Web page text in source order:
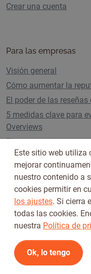
Crear una cuenta
Para las empresas
Visión general
Cómo aumentar la
El poder de las reseñas
5 medidas clave para
Overviews
Planes y precios
Síguenos en
Este sitio web utiliza
mejorar
nuestro contenido a
cookies permitir en
los ajustes. Si cierra
todas las cookies.
nuestra Política de
Ok, lo tengo